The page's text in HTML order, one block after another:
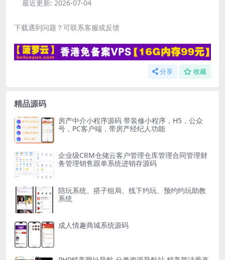
最近更新: 2026-07-04
下载遇到问题？可联系客服或反馈
分享 收藏
精品源码
房产中介小程序源码 带装修小程序，H5，公众
号，PC客户端，带房产经纪人功能
企业级CRM仓储云客户管理仓库管理合同管理财
务管理销售跟单系统进销存源码
陪玩系统、搭子组局、线下约玩、预约约玩助教
系统
成人情趣商城系统源码